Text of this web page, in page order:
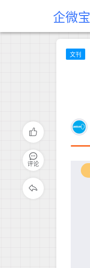
企微宝
文刊
评论